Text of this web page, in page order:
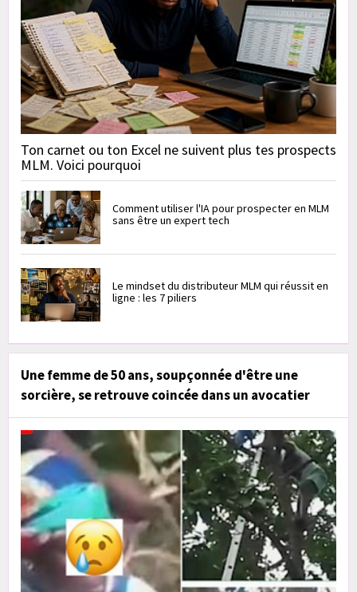
Ton carnet ou ton Excel ne suivent plus tes prospects
MLM. Voici pourquoi
Comment utiliser l'IA pour prospecter en MLM
sans être un expert tech
Le mindset du distributeur MLM qui réussit en
ligne : les 7 piliers
Une femme de 50 ans, soupçonnée d'être une
sorcière, se retrouve coincée dans un avocatier